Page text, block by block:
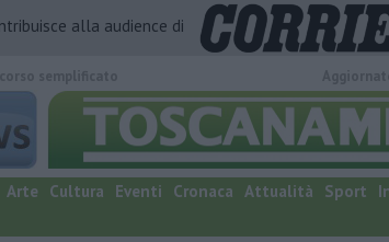
alla audience di
Arte Cultura Eventi Cronaca Attualità Sport